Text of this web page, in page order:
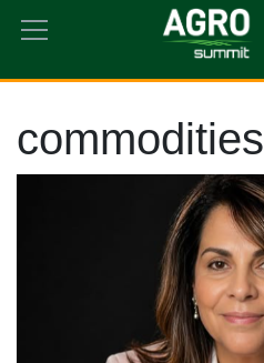
HOME COMMODITIES
commodities